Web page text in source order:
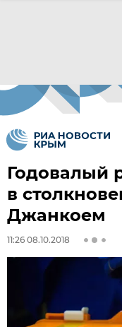
Годовалый
в
Джанкоем
11:26 08.10.2018